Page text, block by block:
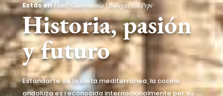
Estás enHotel: Gastronomía | Bodegas Tío Pepe
Historia, pasión
y futuro
Estandarte de la dieta mediterránea, la cocina
andaluza es reconocida internacionalmente por su